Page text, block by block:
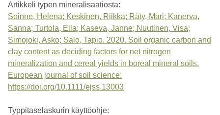
Artikkeli typen mineralisaatiosta:
Soinne, Helena; Keskinen, Riikka; Räty, Mari; Kanerva,
Sanna; Turtola, Eila; Kaseva, Janne; Nuutinen, Visa;
Simojoki, Asko; Salo, Tapio. 2020. Soil organic carbon and
clay content as deciding factors for net nitrogen
mineralization and cereal yields in boreal mineral soils.
European journal of soil science:
https://doi.org/10.1111/ejss.13003
Typpitaselaskurin käyttöohje: